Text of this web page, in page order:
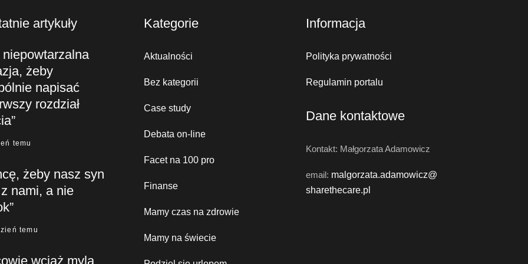
artykuły
niepowtarzalna
żeby
napisać
rozdział
temu
żeby nasz syn
z nami, a nie
temu
wciąż mylą
Kategorie
Aktualności
Bez kategorii
Case study
Debata on-line
Facet na 100 pro
Finanse
Mamy czas na zdrowie
Mamy na świecie
Informacja
Polityka prywatności
Regulamin portalu
Dane kontaktowe
Kontakt: Małgorzata Adamowicz
email: malgorzata.adamowicz@
sharethecare.pl